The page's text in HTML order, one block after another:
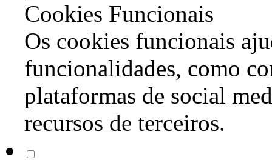
Cookies Funcionais
Os cookies funcionais
funcionalidades, como
plataformas de social
recursos de terceiros.